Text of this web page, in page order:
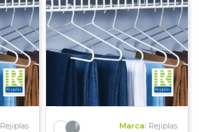
Rejiplas Marca: Rejiplas